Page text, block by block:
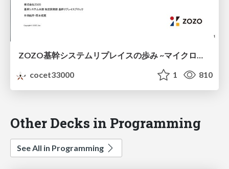
ZOZO基幹システムリプレイスの歩み ~マイクロサービス？モジュラモノリス？~ / ZOZO BackOffice System Replacement Project History
cocet33000
1 810
Other Decks in Programming
See All in Programming